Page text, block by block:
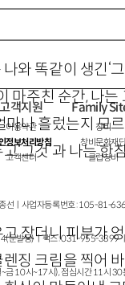
와 똑같이 생긴‘
마주친 순간, 나
마나 흘렀는지 모
‘그것’과 나는 한
잤더니 피부가
징 크림을 찍어
고객지원
이용약관
정보처리방침
고객센터
Family
창비
창비문화재
클럽창비
종선ㅣ사업자등록번호 : 105-81-
문발동)ㅣ팩스 : 031-955-3399
10시~17시), 점심시간 11시 30